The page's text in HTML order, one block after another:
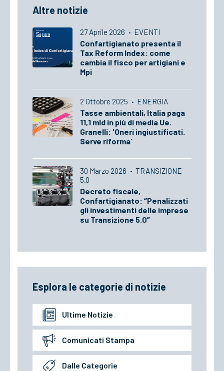
Altre notizie
27 Aprile 2026 · EVENTI
Confartigianato presenta il
Tax Reform Index: come
cambia il fisco per artigiani e
Mpi
2 Ottobre 2025 · ENERGIA
Tasse ambientali, Italia paga
11,1 mld in più di media Ue.
Granelli: 'Oneri ingiustificati.
Serve riforma'
30 Marzo 2026 · TRANSIZIONE
5.0
Decreto fiscale,
Confartigianato: “Penalizzati
gli investimenti delle imprese
su Transizione 5.0”
Esplora le categorie di notizie
Ultime Notizie
Comunicati Stampa
Dalle Categorie